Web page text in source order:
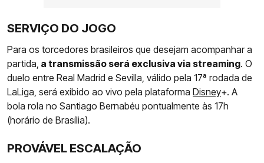
SERVIÇO DO JOGO
Para os torcedores brasileiros que desejam acompanhar a
partida, a transmissão será exclusiva via streaming. O
duelo entre Real Madrid e Sevilla, válido pela 17ª rodada de
LaLiga, será exibido ao vivo pela plataforma Disney+. A
bola rola no Santiago Bernabéu pontualmente às 17h
(horário de Brasília).
PROVÁVEL ESCALAÇÃO